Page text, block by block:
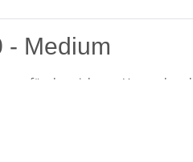
- Medium
für den sicheren Versand
zu werden, die Wert auf